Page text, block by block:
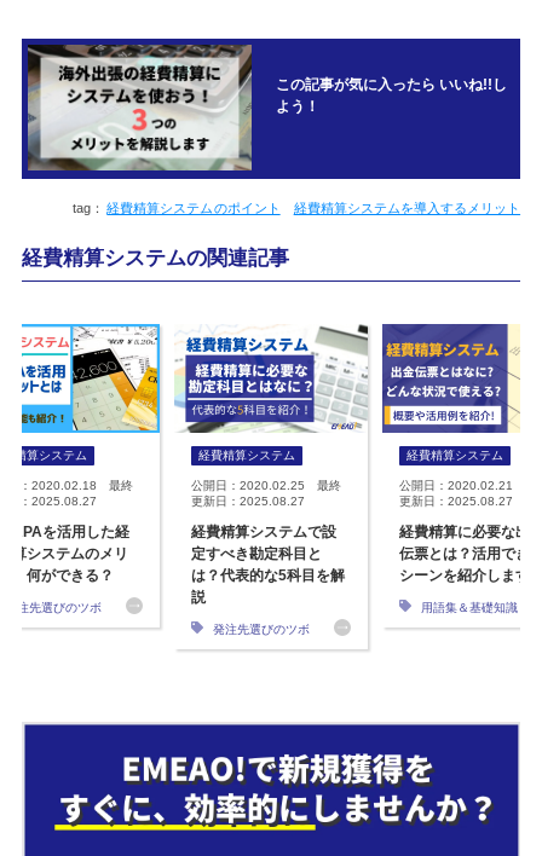
この記事が気に入ったら いいね!!し
よう！
経費精算システムのポイント 経費精算システムを導入するメリット
経費精算システムの関連記事
費精算システム
日：2020.02.18 最終
日：2025.08.27
RPAを活用した経
算システムのメリ
！何ができる？
発注先選びのツボ
経費精算システム
公開日：2020.02.25 最終
更新日：2025.08.27
経費精算システムで設
定すべき勘定科目と
は？代表的な5科目を解
説
発注先選びのツボ
経費精算システム
公開日：2020.02.21 最
更新日：2025.08.27
経費精算に必要な出
伝票とは？活用でき
シーンを紹介します
用語集＆基礎知識